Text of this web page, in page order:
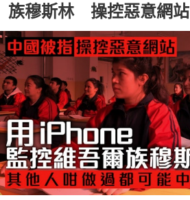
族穆斯林 操控惡意網站